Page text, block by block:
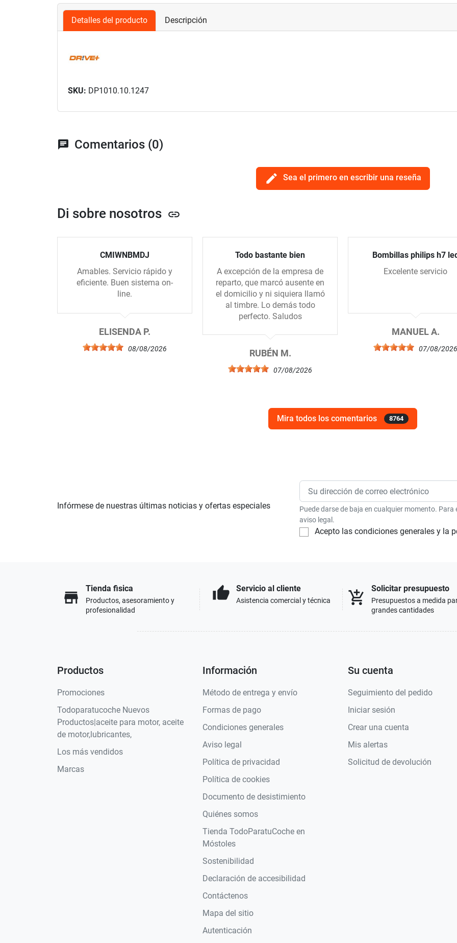
Detalles del producto Descripción
SKU: DP1010.10.1247
chat Comentarios (0)
edit Sea el primero en escribir una reseña
Di sobre nosotros link
CMIWNBMDJ
Amables. Servicio rápido y
eficiente. Buen sistema on-
line.
ELISENDA P.
08/08/2026
Todo bastante bien
A excepción de la empresa de
reparto, que marcó ausente en
el domicilio y ni siquiera llamó
al timbre. Lo demás todo
perfecto. Saludos
RUBÉN M.
07/08/2026
Bombillas philips h7
Excelente servicio
MANUEL A.
07/08/2026
Mira todos los comentarios 8764
Infórmese de nuestras últimas noticias y ofertas especiales
Puede darse de baja en cualquier momento.
aviso legal.
Acepto las condiciones generales y la
store
Tienda fisica
Productos, asesoramiento y
profesionalidad
thumb_up Servicio al cliente
Asistencia comercial y técnica add_shopping_cart
Solicitar presupuesto
Presupuestos a medida
grandes cantidades
Productos
Promociones
Todoparatucoche Nuevos
Productos|aceite para motor, aceite
de motor,lubricantes,
Los más vendidos
Marcas
Información
Método de entrega y envío
Formas de pago
Condiciones generales
Aviso legal
Política de privacidad
Política de cookies
Documento de desistimiento
Quiénes somos
Tienda TodoParatuCoche en
Móstoles
Sostenibilidad
Declaración de accesibilidad
Contáctenos
Mapa del sitio
Autenticación
Su cuenta
Seguimiento del pedido
Iniciar sesión
Crear una cuenta
Mis alertas
Solicitud de devolución